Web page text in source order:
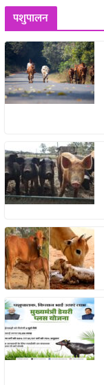
पशुपालन